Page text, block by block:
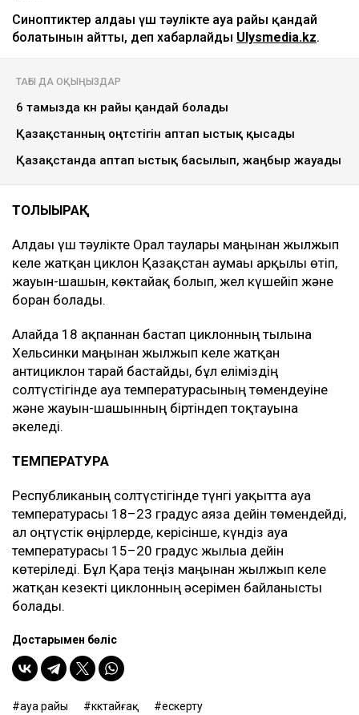
Синоптиктер алдағы үш тәулікте ауа райы қандай
болатынын айтты, деп хабарлайды Ulysmedia.kz.
ТАҒЫ ДА ОҚЫҢЫЗДАР
6 тамызда күн райы қандай болады
Қазақстанның оңтүстігін аптап ыстық қысады
Қазақстанда аптап ыстық басылып, жаңбыр жауады
ТОЛЫҒЫРАҚ
Алдағы үш тәулікте Орал таулары маңынан жылжып
келе жатқан циклон Қазақстан аумағы арқылы өтіп,
жауын-шашын, көктайғақ болып, жел күшейіп және
боран болады.
Алайда 18 ақпаннан бастап циклонның тылына
Хельсинки маңынан жылжып келе жатқан
антициклон тарай бастайды, бұл еліміздің
солтүстігінде ауа температурасының төмендеуіне
және жауын-шашынның біртіндеп тоқтауына
әкеледі.
ТЕМПЕРАТУРА
Республиканың солтүстігінде түнгі уақытта ауа
температурасы 18–23 градус аязға дейін төмендейді,
ал оңтүстік өңірлерде, керісінше, күндіз ауа
температурасы 15–20 градус жылыға дейін
көтеріледі. Бұл Қара теңіз маңынан жылжып келе
жатқан кезекті циклонның әсерімен байланысты
болады.
Достарыңмен бөліс
ауа райы көктайғақ ескерту